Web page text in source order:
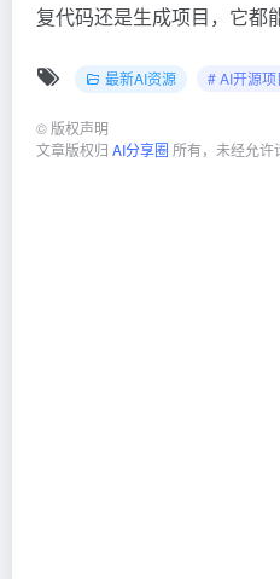
复代码还是生成项目，它都
最新AI资源 # AI开源项
© 版权声明
文章版权归 AI分享圈 所有，未经允许